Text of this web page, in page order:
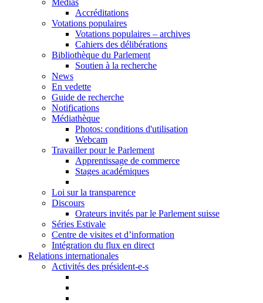
Médias
Accréditations
Votations populaires
Votations populaires – archives
Cahiers des délibérations
Bibliothèque du Parlement
Soutien à la recherche
News
En vedette
Guide de recherche
Notifications
Médiathèque
Photos: conditions d'utilisation
Webcam
Travailler pour le Parlement
Apprentissage de commerce
Stages académiques
Loi sur la transparence
Discours
Orateurs invités par le Parlement suisse
Séries Estivale
Centre de visites et d’information
Intégration du flux en direct
Relations internationales
Activités des président-e-s